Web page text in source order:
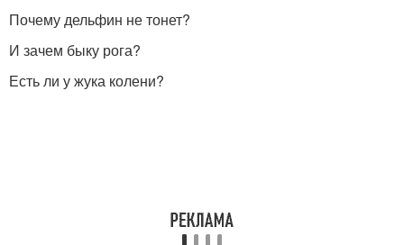
Почему дельфин не тонет?
И зачем быку рога?
Есть ли у жука колени?